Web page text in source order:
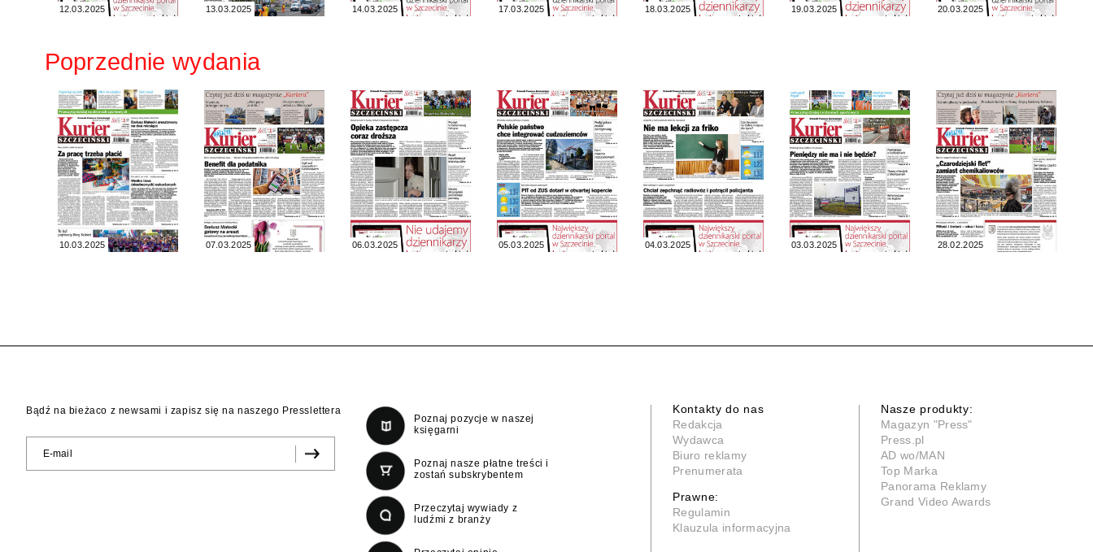
12.03.2025 13.03.2025 14.03.2025 17.03.2025 18.03.2025 19.03.2025 20.03.2025
Poprzednie wydania
10.03.2025 07.03.2025 06.03.2025 05.03.2025 04.03.2025 03.03.2025 28.02.2025
Bądź na bieżaco z newsami i zapisz się na naszego Presslettera
Poznaj pozycje w naszej
księgarni
Poznaj nasze płatne treści i
zostań subskrybentem
Przeczytaj wywiady z
ludźmi z branży
Kontakty do nas
Redakcja
Wydawca
Biuro reklamy
Prenumerata
Prawne:
Regulamin
Klauzula informacyjna
Nasze produkty:
Magazyn "Press"
Press.pl
AD wo/MAN
Top Marka
Panorama Reklamy
Grand Video Awards